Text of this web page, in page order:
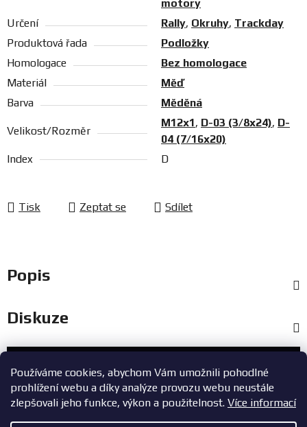
Používáme cookies, abychom Vám umožnili pohodlné
prohlížení webu a díky analýze provozu webu neustále
zlepšovali jeho funkce, výkon a použitelnost. Více informací
motory
Určení
Rally, Okruhy, Trackday
Produktová řada
Podložky
Homologace
Bez homologace
Materiál
Měď
Barva
Měděná
Velikost/Rozměr
M12x1, D-03 (3/8x24), D-
04 (7/16x20)
Index
D
Tisk Zeptat se Sdílet
Popis
Diskuze
Zákaznický servis
+420 603 785 748